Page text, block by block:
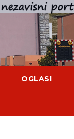
OGLASI